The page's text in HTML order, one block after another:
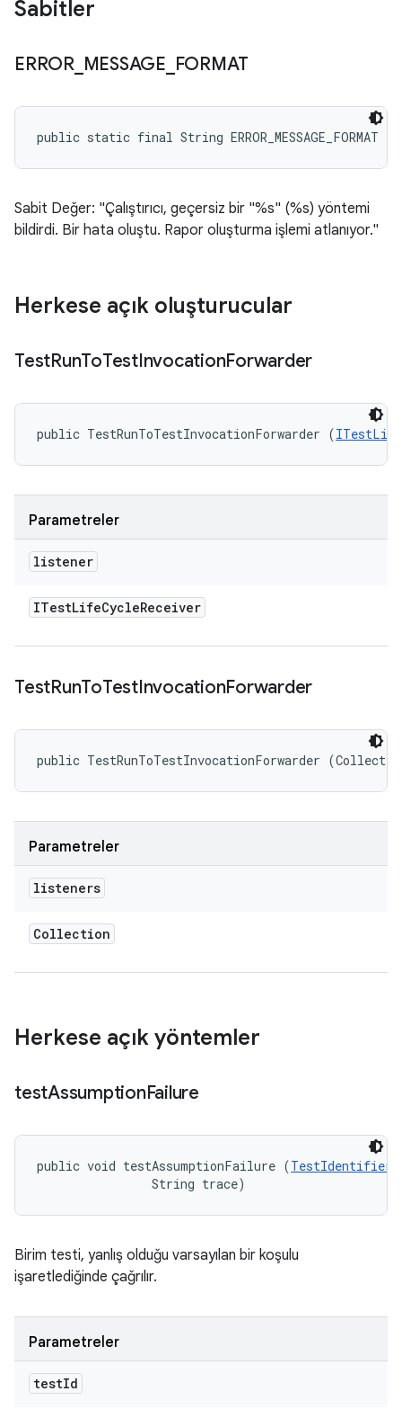
Sabitler
ERROR_ MESSAGE FORMAT
public static final String ERROR_MESSAGE_FORMAT
Sabit Değer: "Çalıştırıcı, geçersiz bir "%s" (%s) yöntemi
bildirdi. Bir hata oluştu. Rapor oluşturma işlemi atlanıyor."
Herkese açık oluşturucular
TestRunToTestInvocationForwarder
public TestRunToTestInvocationForwarder (
Parametreler
listener
ITestLifeCycleReceiver
TestRunToTestInvocationForwarder
public TestRunToTestInvocationForwarder
Parametreler
listeners
Collection
Herkese açık yöntemler
testAssumptionFailure
public void testAssumptionFailure (TestIdentifier
                String trace)
Birim testi, yanlış olduğu varsayılan bir koşulu
işaretlediğinde çağrılır.
Parametreler
testId